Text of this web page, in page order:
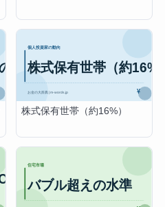
株式保有世帯（約16%）